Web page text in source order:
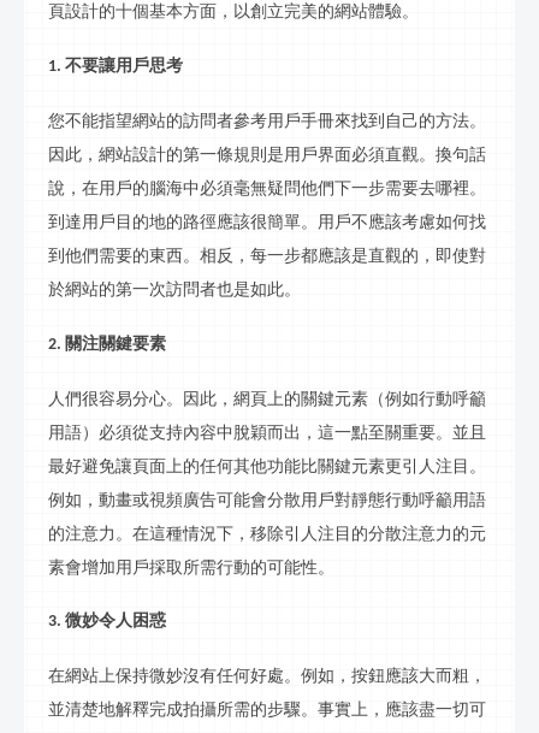
頁設計的十個基本方面，以創立完美的網站體驗。
1. 不要讓用戶思考
您不能指望網站的訪問者參考用戶手冊來找到自己的方法。
因此，網站設計的第一條規則是用戶界面必須直觀。換句話
說，在用戶的腦海中必須毫無疑問他們下一步需要去哪裡。
到達用戶目的地的路徑應該很簡單。用戶不應該考慮如何找
到他們需要的東西。相反，每一步都應該是直觀的，即使對
於網站的第一次訪問者也是如此。
2. 關注關鍵要素
人們很容易分心。因此，網頁上的關鍵元素（例如行動呼籲
用語）必須從支持內容中脫穎而出，這一點至關重要。並且
最好避免讓頁面上的任何其他功能比關鍵元素更引人注目。
例如，動畫或視頻廣告可能會分散用戶對靜態行動呼籲用語
的注意力。在這種情況下，移除引人注目的分散注意力的元
素會增加用戶採取所需行動的可能性。
3. 微妙令人困惑
在網站上保持微妙沒有任何好處。例如，按鈕應該大而粗，
並清楚地解釋完成拍攝所需的步驟。事實上，應該盡一切可